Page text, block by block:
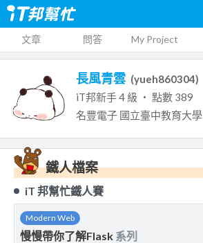
文章 問答 My Project
長風青雲 (yueh860304)
iT邦新手4 級 ‧ 點數 389
名豐電子 國立臺中教育大學
鐵人檔案
iT 邦幫忙鐵人賽
Modern Web
慢慢帶你了解Flask 系列